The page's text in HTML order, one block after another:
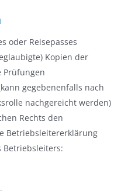
oder Reisepasses
Kopien der
Prüfungen
gegebenenfalls nach
nachgereicht werden)
Rechts den
Betriebsleitererklärung
Betriebsleiters: